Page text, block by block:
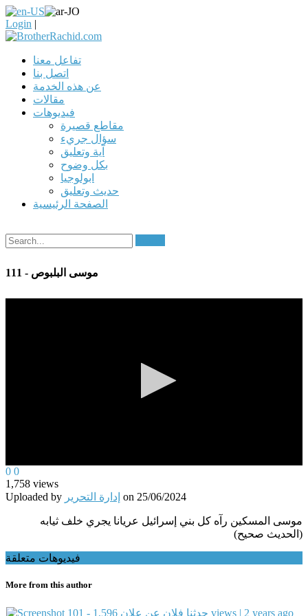
Login |
تفاعل معنا
اتصل بنا
عن هذه الخدمة
مقالات
فيديوهات
مقاطع قصيرة
سؤال جريء
آية وتعليق
بكل وضوح
ابولوجيا
حديث وتعليق
الصفحة الرئيسية
111 - موسى البلبوص
0
seconds
of
0
0 0
1,758 views
Uploaded by إدارة التحرير on 25/06/2024
موسى المسكين رآه كل بني إسرائيل عريانا يجري خلف ثيابه
(الحديث صحيح)
فيديوهات متعلقة
More from this author
101 - حدثنا فلان عن علان 1,596 views | 2 years ago